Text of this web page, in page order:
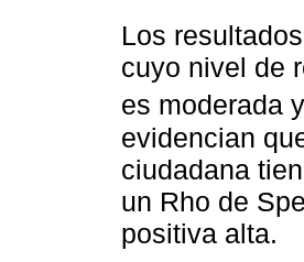
Los
cuyo nivel de
es moderada
evidencian
ciudadana
un Rho de
positiva alta.